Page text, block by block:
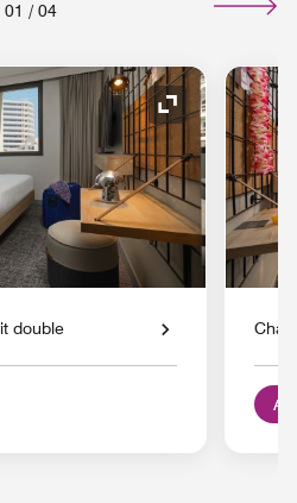
01 / 04
Icône de
double